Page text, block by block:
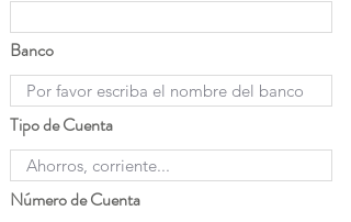
Banco
Tipo de Cuenta
Número de Cuenta